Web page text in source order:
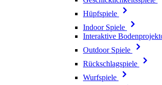
Hüpfspiele
Indoor Spiele
Interaktive
Outdoor Spiele
Rückschlagspiele
Wurfspiele